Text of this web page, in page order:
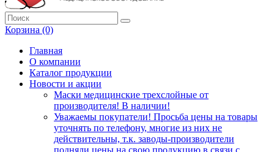
Корзина (0)
Главная
О компании
Каталог продукции
Новости и акции
Маски медицинские трехслойные от
производителя! В наличии!
Уважаемы покупатели! Просьба цены на товары
уточнять по телефону, многие из них не
действительны, т.к. заводы-производители